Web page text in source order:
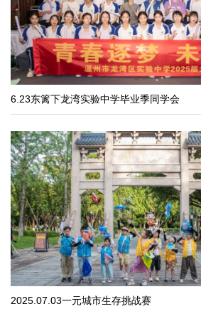
6.23东篱下龙湾实验中学毕业季同学会
2025.07.03一元城市生存挑战赛